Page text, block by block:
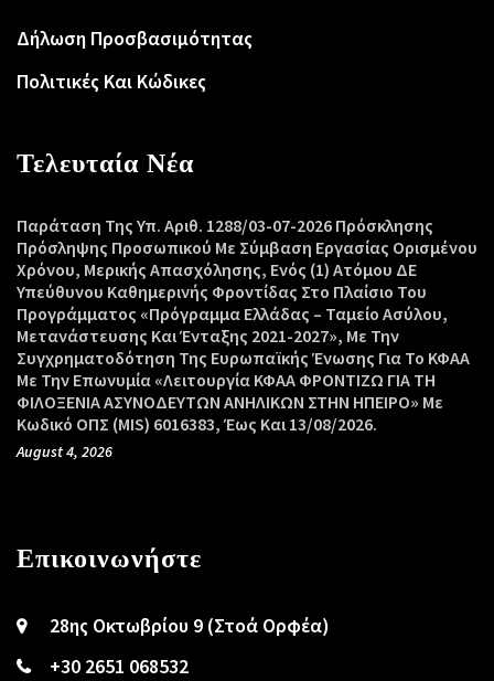
Δήλωση Προσβασιμότητας
Πολιτικές Και Κώδικες
Τελευταία Νέα
Παράταση Της Υπ. Αριθ. 1288/03-07-2026 Πρόσκλησης
Πρόσληψης Προσωπικού Με Σύμβαση Εργασίας Ορισμένου
Χρόνου, Μερικής Απασχόλησης, Ενός (1) Ατόμου ΔΕ
Υπεύθυνου Καθημερινής Φροντίδας Στο Πλαίσιο Του
Προγράμματος «Πρόγραμμα Ελλάδας – Ταμείο Ασύλου,
Μετανάστευσης Και Ένταξης 2021-2027», Με Την
Συγχρηματοδότηση Της Ευρωπαϊκής Ένωσης Για Το ΚΦΑΑ
Με Την Επωνυμία «Λειτουργία ΚΦΑΑ ΦΡΟΝΤΙΖΩ ΓΙΑ ΤΗ
ΦΙΛΟΞΕΝΙΑ ΑΣΥΝΟΔΕΥΤΩΝ ΑΝΗΛΙΚΩΝ ΣΤΗΝ ΗΠΕΙΡΟ» Με
Κωδικό ΟΠΣ (MIS) 6016383, Έως Και 13/08/2026.
August 4, 2026
Επικοινωνήστε
28ης Οκτωβρίου 9 (Στοά Ορφέα)
+30 2651 068532